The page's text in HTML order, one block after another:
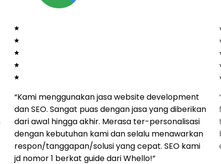
“Kami menggunakan jasa website development
dan SEO. Sangat puas dengan jasa yang diberikan
dari awal hingga akhir. Merasa ter-personalisasi
dengan kebutuhan kami dan selalu menawarkan
respon/tanggapan/solusi yang cepat. SEO kami
jd nomor 1 berkat guide dari Whello!”